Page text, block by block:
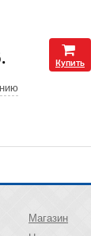
Купить
Магазин